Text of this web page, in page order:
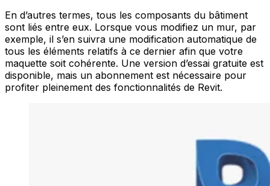
En d’autres termes, tous les composants du bâtiment
sont liés entre eux. Lorsque vous modifiez un mur, par
exemple, il s’en suivra une modification automatique de
tous les éléments relatifs à ce dernier afin que votre
maquette soit cohérente. Une version d’essai gratuite est
disponible, mais un abonnement est nécessaire pour
profiter pleinement des fonctionnalités de Revit.